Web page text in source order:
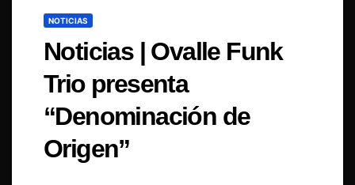
NOTICIAS
Noticias | Ovalle Funk
Trio presenta
“Denominación de
Origen”